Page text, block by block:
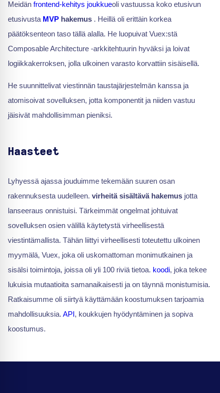
Meidän frontend-kehitys joukkueoli vastuussa koko etusivun
etusivusta MVP hakemus . Heillä oli erittäin korkea
päätöksenteon taso tällä alalla. He luopuivat Vuex:stä
Composable Architecture -arkkitehtuurin hyväksi ja loivat
logiikkakerroksen, jolla ulkoinen varasto korvattiin sisäisellä.
He suunnittelivat viestinnän taustajärjestelmän kanssa ja
atomisoivat sovelluksen, jotta komponentit ja niiden vastuu
jäisivät mahdollisimman pieniksi.
Haasteet
Lyhyessä ajassa jouduimme tekemään suuren osan
rakennuksesta uudelleen. virheitä sisältävä hakemus jotta
lanseeraus onnistuisi. Tärkeimmät ongelmat johtuivat
sovelluksen osien välillä käytetystä virheellisestä
viestintämallista. Tähän liittyi virheellisesti toteutettu ulkoinen
myymälä, Vuex, joka oli uskomattoman monimutkainen ja
sisälsi toimintoja, joissa oli yli 100 riviä tietoa. koodi, joka tekee
lukuisia mutaatioita samanaikaisesti ja on täynnä monistumisia.
Ratkaisumme oli siirtyä käyttämään koostumuksen tarjoamia
mahdollisuuksia. API, koukkujen hyödyntäminen ja sopiva
koostumus.